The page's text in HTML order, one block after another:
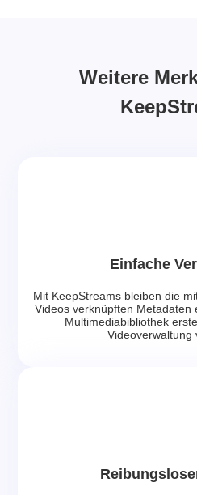
Weitere
Einfache
Mit KeepStreams bleiben die
Videos verknüpften Metadaten
Multimediabibliothek
Videoverwaltung